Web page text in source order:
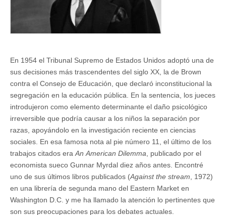
En 1954 el Tribunal Supremo de Estados Unidos adoptó una de
sus decisiones más trascendentes del siglo XX, la de Brown
contra el Consejo de Educación, que declaró inconstitucional la
segregación en la educación pública. En la sentencia, los jueces
introdujeron como elemento determinante el daño psicológico
irreversible que podría causar a los niños la separación por
razas, apoyándolo en la investigación reciente en ciencias
sociales. En esa famosa nota al pie número 11, el último de los
trabajos citados era An American Dilemma , publicado por el
economista sueco Gunnar Myrdal diez años antes. Encontré
uno de sus últimos libros publicados (Against the stream , 1972)
en una librería de segunda mano del Eastern Market en
Washington D.C. y me ha llamado la atención lo pertinentes que
son sus preocupaciones para los debates actuales.